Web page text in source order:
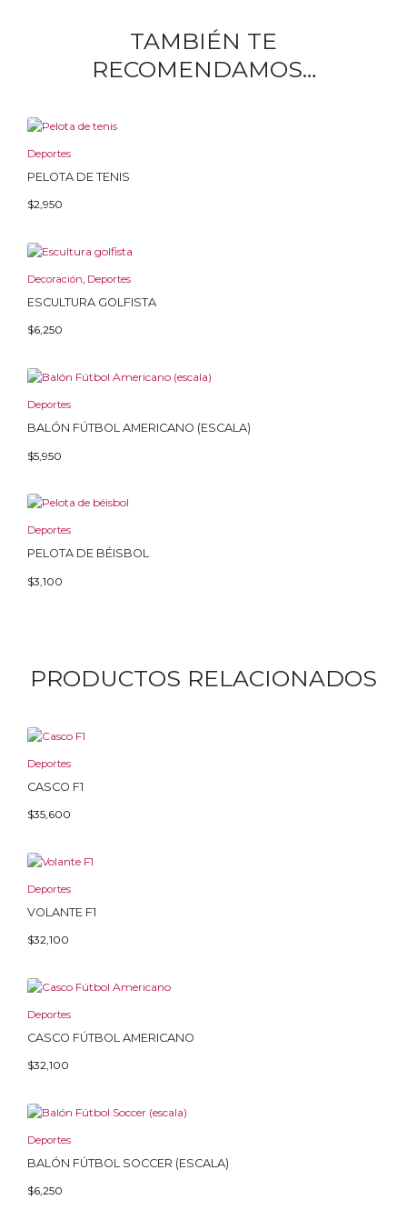
TAMBIÉN TE
RECOMENDAMOS…
Deportes
PELOTA DE TENIS
$2,950
Decoración, Deportes
ESCULTURA GOLFISTA
$6,250
Deportes
BALÓN FÚTBOL AMERICANO (ESCALA)
$5,950
Deportes
PELOTA DE BÉISBOL
$3,100
PRODUCTOS RELACIONADOS
Deportes
CASCO F1
$35,600
Deportes
VOLANTE F1
$32,100
Deportes
CASCO FÚTBOL AMERICANO
$32,100
Deportes
BALÓN FÚTBOL SOCCER (ESCALA)
$6,250